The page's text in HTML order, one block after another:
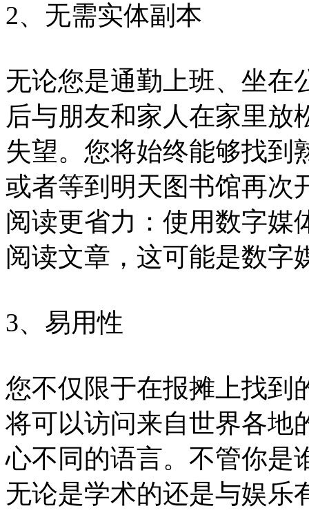
2、无需实体副本
无论您是通勤上班、坐在
后与朋友和家人在家里放
失望。您将始终能够找到
或者等到明天图书馆再次
阅读更省力：使用数字媒
阅读文章，这可能是数字
3、易用性
您不仅限于在报摊上找到
将可以访问来自世界各地
心不同的语言。不管你是
无论是学术的还是与娱乐